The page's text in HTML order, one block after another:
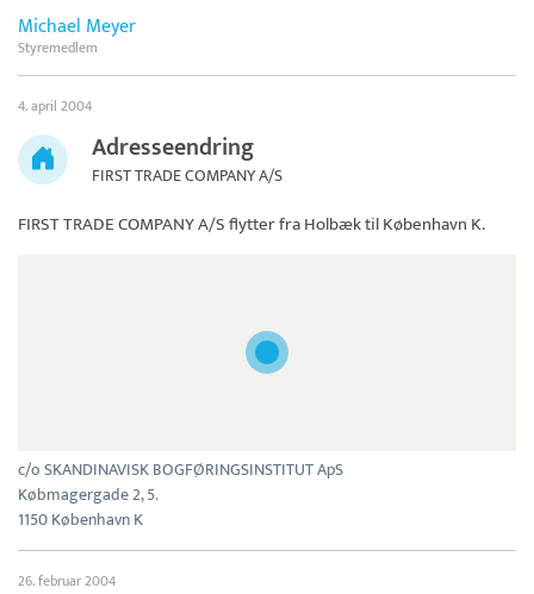
Michael Meyer
Styremedlem
4. april 2004
Adresseendring
FIRST TRADE COMPANY A/S
FIRST TRADE COMPANY A/Sflytter fra Holbæk til København K.
c/o SKANDINAVISK BOGFØRINGSINSTITUT ApS
Købmagergade 2, 5.
1150 København K
26. februar 2004